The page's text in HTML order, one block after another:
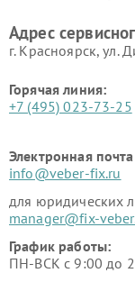
Адрес
г. Красноярск, ул.
Горячая линия:
+7 (495) 023-73-25
Электронная
info@veber-fix.ru
для юридических
manager@fix-
График работы:
ПН-ВСК с 9:00 до